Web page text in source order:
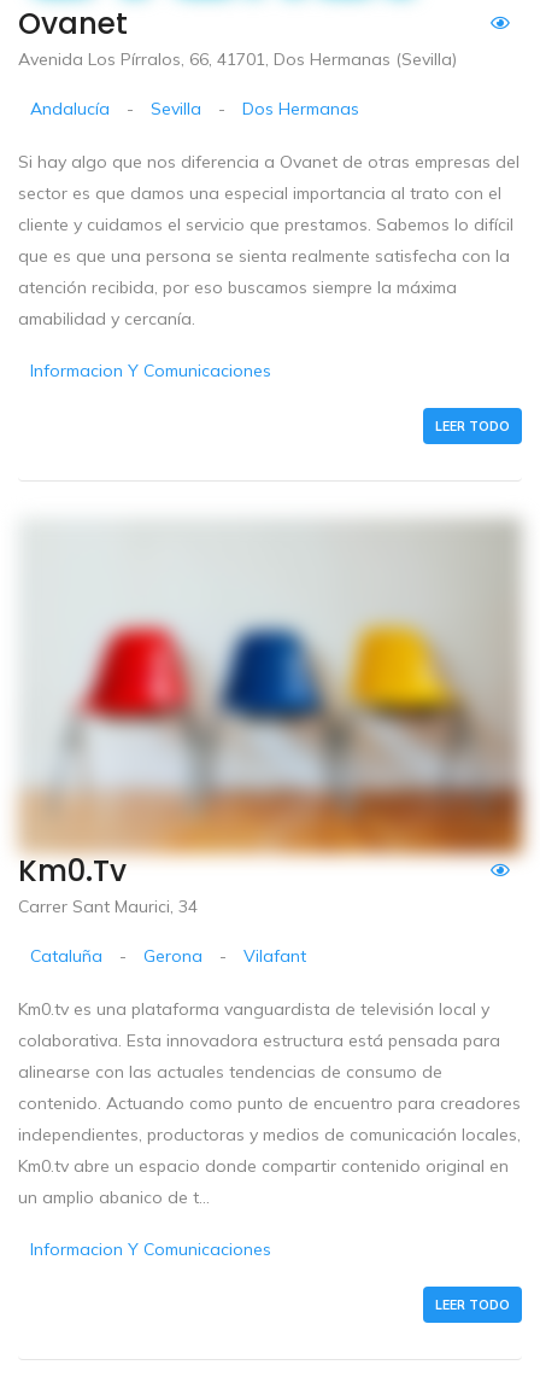
Ovanet
Avenida Los Pírralos, 66, 41701, Dos Hermanas (Sevilla)
Andalucía - Sevilla - Dos Hermanas
Si hay algo que nos diferencia a Ovanet de otras empresas del
sector es que damos una especial importancia al trato con el
cliente y cuidamos el servicio que prestamos. Sabemos lo difícil
que es que una persona se sienta realmente satisfecha con la
atención recibida, por eso buscamos siempre la máxima
amabilidad y cercanía.
Informacion Y Comunicaciones
LEER TODO
Km0.tv
Carrer Sant Maurici, 34
Cataluña - Gerona - Vilafant
Km0.tv es una plataforma vanguardista de televisión local y
colaborativa. Esta innovadora estructura está pensada para
alinearse con las actuales tendencias de consumo de
contenido. Actuando como punto de encuentro para creadores
independientes, productoras y medios de comunicación locales,
Km0.tv abre un espacio donde compartir contenido original en
un amplio abanico de t...
Informacion Y Comunicaciones
LEER TODO